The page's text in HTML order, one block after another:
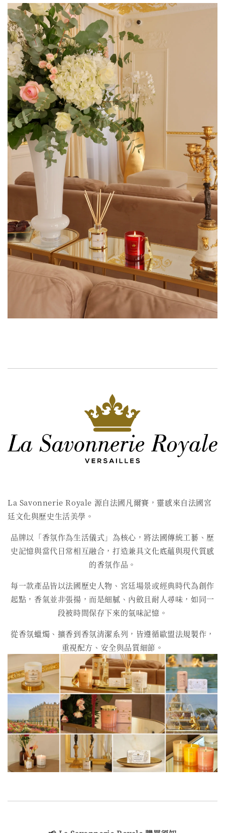
La Savonnerie Royale 源自法國凡爾賽，靈感來自法國宮
廷文化與歷史生活美學。
品牌以「香氛作為生活儀式」為核心，將法國傳統工藝、歷
史記憶與當代日常相互融合，打造兼具文化底蘊與現代質感
的香氛作品。
每一款產品皆以法國歷史人物、宮廷場景或經典時代為創作
起點，香氣並非張揚，而是細膩、內斂且耐人尋味，如同一
段被時間保存下來的氣味記憶。
從香氛蠟燭、擴香到香氛清潔系列，皆遵循歐盟法規製作，
重視配方、安全與品質細節。